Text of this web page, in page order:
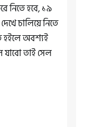
নিতে হবে, ১৯
চালিয়ে নিতে
হইলে অবশ্যই
যাবো তাই সেল